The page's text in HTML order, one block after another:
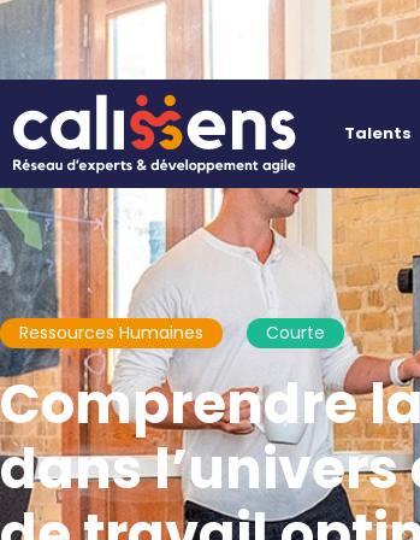
Talents
Ressources Humaines Courte
Comprendre
dans